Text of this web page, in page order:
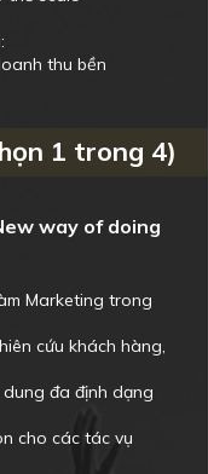
thu bền
1 trong 4)
way of doing
Marketing trong
cứu khách hàng,
đa định dạng
cho các tác vụ